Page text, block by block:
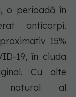
o perioadă în
anticorpi.
15%
19, în ciuda
Cu alte
natural al